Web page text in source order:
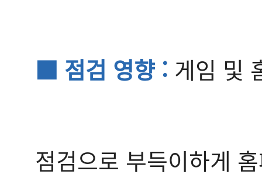
■ 점검 영향 : 게임 및
점검으로 부득이하게